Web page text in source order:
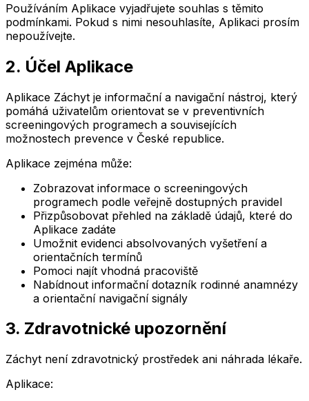
Používáním Aplikace vyjadřujete souhlas s těmito
podmínkami. Pokud s nimi nesouhlasíte, Aplikaci prosím
nepoužívejte.
2. Účel Aplikace
Aplikace Záchyt je informační a navigační nástroj, který
pomáhá uživatelům orientovat se v preventivních
screeningových programech a souvisejících
možnostech prevence v České republice.
Aplikace zejména může:
Zobrazovat informace o screeningových
programech podle veřejně dostupných pravidel
Přizpůsobovat přehled na základě údajů, které do
Aplikace zadáte
Umožnit evidenci absolvovaných vyšetření a
orientačních termínů
Pomoci najít vhodná pracoviště
Nabídnout informační dotazník rodinné anamnézy
a orientační navigační signály
3. Zdravotnické upozornění
Záchyt není zdravotnický prostředek ani náhrada lékaře.
Aplikace: